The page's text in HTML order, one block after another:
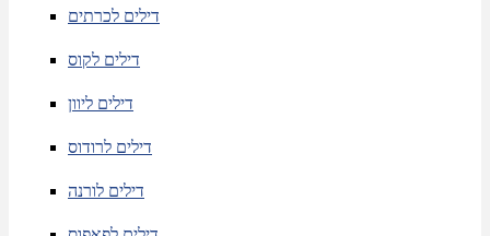
דילים לכרתים
דילים לקוס
דילים ליוון
דילים לרודוס
דילים לורנה